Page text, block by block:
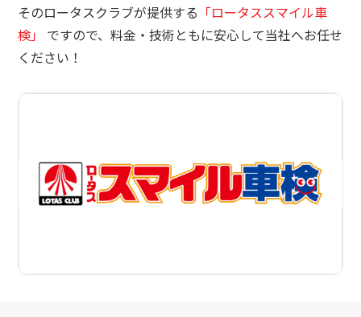
そのロータスクラブが提供する 「ロータススマイル車
検」
ですので、料金・技術ともに安心して当社へお任せ
ください！